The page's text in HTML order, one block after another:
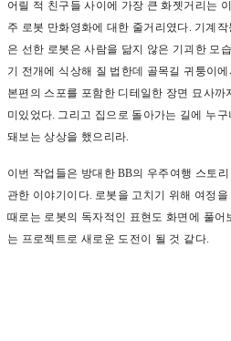
어릴 적 친구들 사이에 가장 큰 화젯거리는
주 로봇 만화영화에 대한 줄거리였다. 기계
은 선한 로봇은 사람을 닮지 않은 기괴한 모
기 전개에 식상해 질 법한데 골목길 귀퉁이
본편의 스포를 포함한 디테일한 장면 묘사까
미있었다. 그리고 집으로 돌아가는 길에 누
돼보는 상상을 했으리라.
이번 작업들은 방대한BB의 우주여행 스토
관한 이야기이다. 로봇을 고치기 위해 여정을
때로는 로봇의 독자적인 표현도 화면에 풀어
는 프로젝트로 새로운 도전이 될 것 같다.